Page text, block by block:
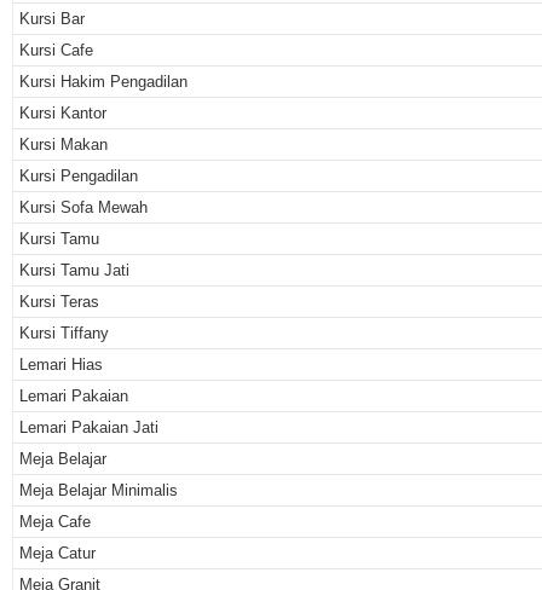
Kursi Bar
Kursi Cafe
Kursi Hakim Pengadilan
Kursi Kantor
Kursi Makan
Kursi Pengadilan
Kursi Sofa Mewah
Kursi Tamu
Kursi Tamu Jati
Kursi Teras
Kursi Tiffany
Lemari Hias
Lemari Pakaian
Lemari Pakaian Jati
Meja Belajar
Meja Belajar Minimalis
Meja Cafe
Meja Catur
Meja Granit